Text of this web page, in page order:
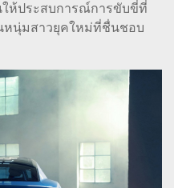
ให้ประสบการณ์การขับขี่ที่
หนุ่มสาวยุคใหม่ที่ชื่นชอบ